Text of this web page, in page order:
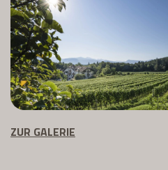
ZUR GALERIE